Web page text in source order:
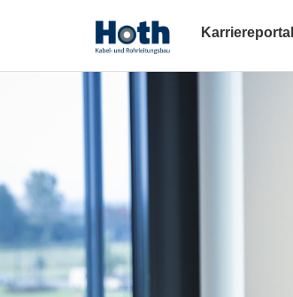
Karriereportal